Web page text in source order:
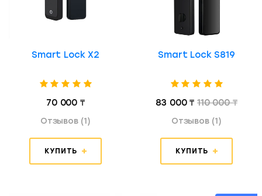
Smart Lock X2
70 000 ₸
Отзывов (1)
КУПИТЬ
Smart Lock S819
83 000 ₸ 110 000 ₸
Отзывов (1)
КУПИТЬ